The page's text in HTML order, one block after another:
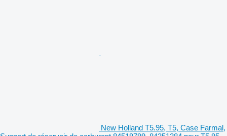
New Holland T5.95, T5, Case Farmal,